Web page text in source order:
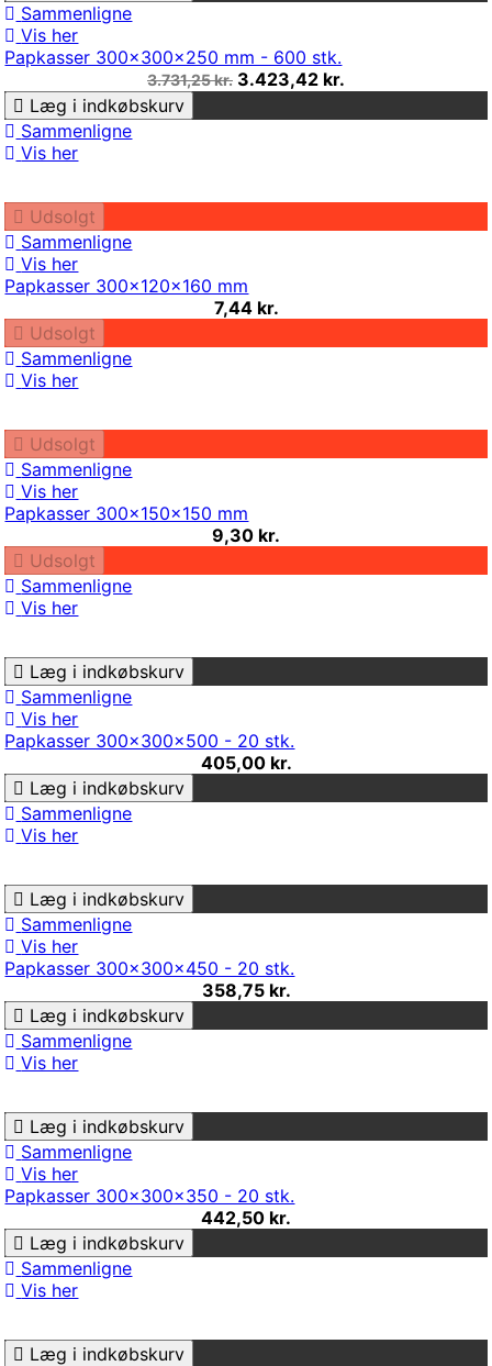
Sammenligne
Vis her
Papkasser 300x300x250 mm - 600 stk.
3.731,25 kr. 3.423,42 kr.
Læg i indkøbskurv
Sammenligne
Vis her
Udsolgt
Sammenligne
Vis her
Papkasser 300x120x160 mm
7,44 kr.
Udsolgt
Sammenligne
Vis her
Udsolgt
Sammenligne
Vis her
Papkasser 300x150x150 mm
9,30 kr.
Udsolgt
Sammenligne
Vis her
Læg i indkøbskurv
Sammenligne
Vis her
Papkasser 300x300x500 - 20 stk.
405,00 kr.
Læg i indkøbskurv
Sammenligne
Vis her
Læg i indkøbskurv
Sammenligne
Vis her
Papkasser 300x300x450 - 20 stk.
358,75 kr.
Læg i indkøbskurv
Sammenligne
Vis her
Læg i indkøbskurv
Sammenligne
Vis her
Papkasser 300x300x350 - 20 stk.
442,50 kr.
Læg i indkøbskurv
Sammenligne
Vis her
Læg i indkøbskurv